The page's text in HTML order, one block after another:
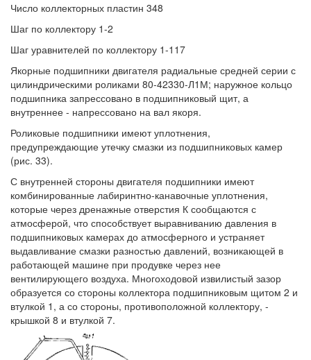
Число коллекторных пластин 348
Шаг по коллектору 1-2
Шаг уравнителей по коллектору 1-117
Якорные подшипники двигателя радиальные средней серии с
цилиндрическими роликами 80-42330-Л1М; наружное кольцо
подшипника запрессовано в подшипниковый щит, а
внутреннее - напрессовано на вал якоря.
Роликовые подшипники имеют уплотнения,
предупреждающие утечку смазки из подшипниковых камер
(рис. 33).
С внутренней стороны двигателя подшипники имеют
комбинированные лабиринтно-канавочные уплотнения,
которые через дренажные отверстия К сообщаются с
атмосферой, что способствует выравниванию давления в
подшипниковых камерах до атмосферного и устраняет
выдавливание смазки разностью давлений, возникающей в
работающей машине при продувке через нее
вентилирующего воздуха. Многоходовой извилистый зазор
образуется со стороны коллектора подшипниковым щитом 2 и
втулкой 1, а со стороны, противоположной коллектору, -
крышкой 8 и втулкой 7.